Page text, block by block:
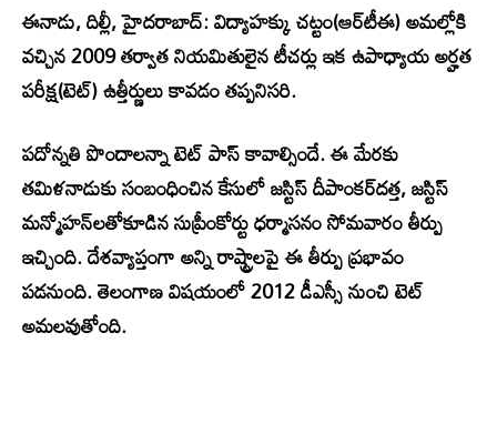
ఈనాడు, దిల్లీ, హైదరాబాద్‌: విద్యాహక్కు చట్టం(ఆర్‌టీఈ) అమల్లోకి
వచ్చిన 2009 తర్వాత నియమితులైన టీచర్లు ఇక ఉపాధ్యాయ అర్హత
పరీక్ష(టెట్‌) ఉత్తీర్ణులు కావడం తప్పనిసరి.
పదోన్నతి పొందాలన్నా టెట్‌ పాస్‌ కావాల్సిందే. ఈ మేరకు
తమిళనాడుకు సంబంధించిన కేసులో జస్టిస్‌ దీపాంకర్‌దత్త, జస్టిస్‌
మన్మోహన్‌లతోకూడిన సుప్రీంకోర్టు ధర్మాసనం సోమవారం తీర్పు
ఇచ్చింది. దేశవ్యాప్తంగా అన్ని రాష్ట్రాలపై ఈ తీర్పు ప్రభావం
పడనుంది. తెలంగాణ విషయంలో 2012 డీఎస్సీ నుంచి టెట్‌
అమలవుతోంది.